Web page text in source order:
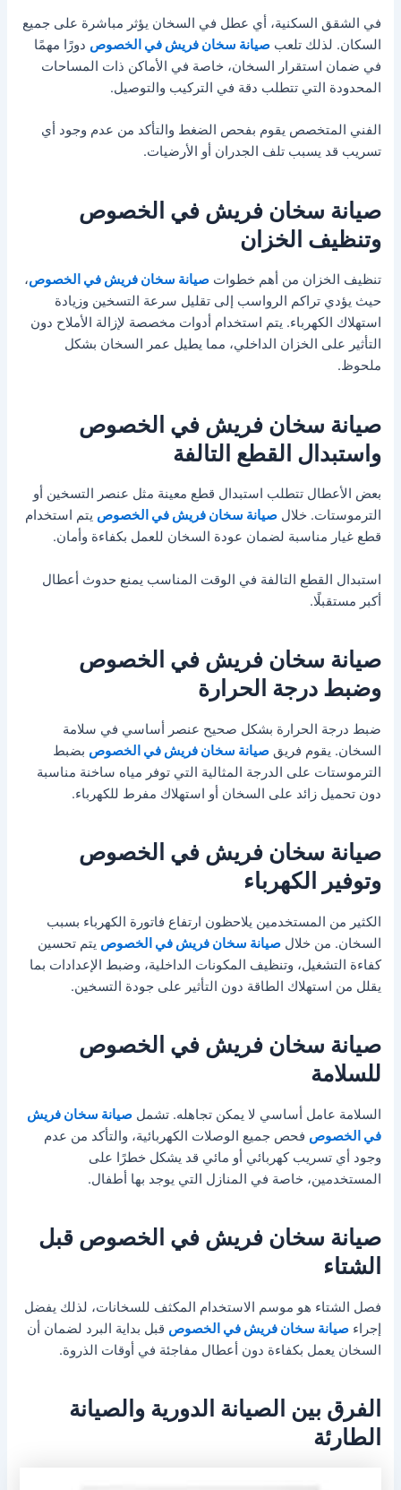
في الشقق السكنية، أي عطل في السخان يؤثر مباشرة على جميع
السكان. لذلك تلعبصيانة سخان فريش في الخصوص دورًا مهمًا
في ضمان استقرار السخان، خاصة في الأماكن ذات المساحات
المحدودة التي تتطلب دقة في التركيب والتوصيل.
الفني المتخصص يقوم بفحص الضغط والتأكد من عدم وجود أي
تسريب قد يسبب تلف الجدران أو الأرضيات.
صيانة سخان فريش في الخصوص
وتنظيف الخزان
تنظيف الخزان من أهم خطواتصيانة سخان فريش في الخصوص،
حيث يؤدي تراكم الرواسب إلى تقليل سرعة التسخين وزيادة
استهلاك الكهرباء. يتم استخدام أدوات مخصصة لإزالة الأملاح دون
التأثير على الخزان الداخلي، مما يطيل عمر السخان بشكل
ملحوظ.
صيانة سخان فريش في الخصوص
واستبدال القطع التالفة
بعض الأعطال تتطلب استبدال قطع معينة مثل عنصر التسخين أو
الترموستات. خلالصيانة سخان فريش في الخصوص يتم استخدام
قطع غيار مناسبة لضمان عودة السخان للعمل بكفاءة وأمان.
استبدال القطع التالفة في الوقت المناسب يمنع حدوث أعطال
أكبر مستقبلًا.
صيانة سخان فريش في الخصوص
وضبط درجة الحرارة
ضبط درجة الحرارة بشكل صحيح عنصر أساسي في سلامة
السخان. يقوم فريقصيانة سخان فريش في الخصوص بضبط
الترموستات على الدرجة المثالية التي توفر مياه ساخنة مناسبة
دون تحميل زائد على السخان أو استهلاك مفرط للكهرباء.
صيانة سخان فريش في الخصوص
وتوفير الكهرباء
الكثير من المستخدمين يلاحظون ارتفاع فاتورة الكهرباء بسبب
السخان. من خلالصيانة سخان فريش في الخصوص يتم تحسين
كفاءة التشغيل، وتنظيف المكونات الداخلية، وضبط الإعدادات بما
يقلل من استهلاك الطاقة دون التأثير على جودة التسخين.
صيانة سخان فريش في الخصوص
للسلامة
السلامة عامل أساسي لا يمكن تجاهله. تشملصيانة سخان فريش
في الخصوص فحص جميع الوصلات الكهربائية، والتأكد من عدم
وجود أي تسريب كهربائي أو مائي قد يشكل خطرًا على
المستخدمين، خاصة في المنازل التي يوجد بها أطفال.
صيانة سخان فريش في الخصوص قبل
الشتاء
فصل الشتاء هو موسم الاستخدام المكثف للسخانات، لذلك يفضل
إجراءصيانة سخان فريش في الخصوص قبل بداية البرد لضمان أن
السخان يعمل بكفاءة دون أعطال مفاجئة في أوقات الذروة.
الفرق بين الصيانة الدورية والصيانة
الطارئة